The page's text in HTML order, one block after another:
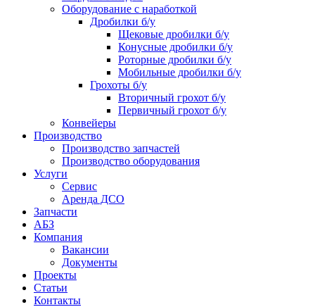
Оборудование с наработкой
Дробилки б/у
Щековые дробилки б/у
Конусные дробилки б/у
Роторные дробилки б/у
Мобильные дробилки б/у
Грохоты б/у
Вторичный грохот б/у
Первичный грохот б/у
Конвейеры
Производство
Производство запчастей
Производство оборудования
Услуги
Сервис
Аренда ДСО
Запчасти
АБЗ
Компания
Вакансии
Документы
Проекты
Статьи
Контакты